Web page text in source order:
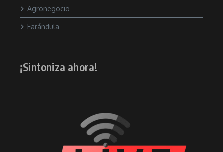
Agronegocio
Farándula
¡Sintoniza ahora!